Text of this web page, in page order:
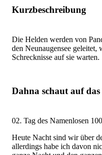
Kurzbeschreibung
Die Helden werden von
den Neunaugensee geleitet,
Schrecknisse auf sie warten.
Dahna schaut auf das
02. Tag des Namenlosen
Heute Nacht sind wir über
allerdings habe ich davon